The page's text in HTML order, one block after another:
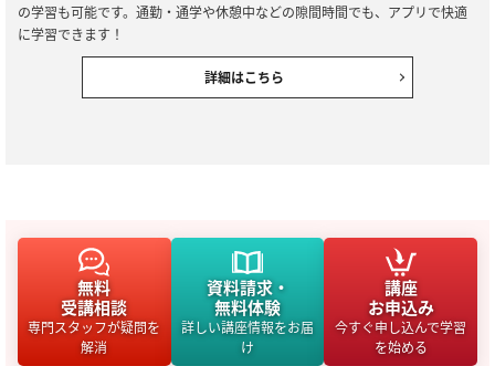
の学習も可能です。通勤・通学や休憩中などの隙間時間でも、アプリで快適
に学習できます！
詳細はこちら
無料
受講相談
専門スタッフが疑問を
解消
資料請求・
無料体験
詳しい講座情報をお届
け
講座
お申込み
今すぐ申し込んで学習
を始める